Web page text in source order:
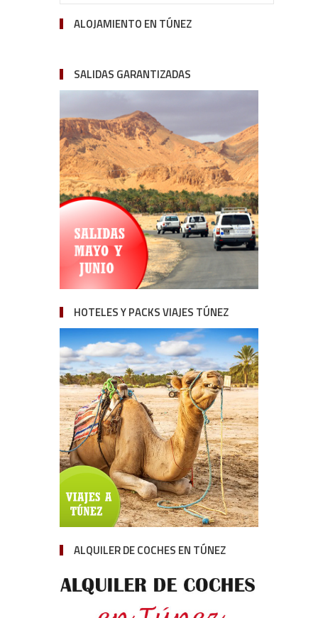
ALOJAMIENTO EN TÚNEZ
SALIDAS GARANTIZADAS
HOTELES Y PACKS VIAJES TÚNEZ
ALQUILER DE COCHES EN TÚNEZ